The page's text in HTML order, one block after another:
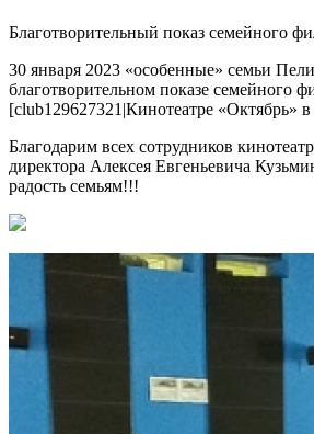
Благотворительный показ семейного
30 января 2023 «особенные» семьи
благотворительном показе семейного
[club129627321|Кинотеатре «Октябрь» в
Благодарим всех сотрудников
директора Алексея Евгеньевича
радость семьям!!!